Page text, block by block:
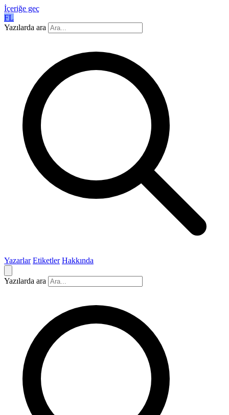
İçeriğe geç
FL
Yazılarda ara
Yazarlar Etiketler Hakkında
Yazılarda ara